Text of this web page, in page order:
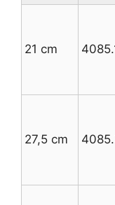
21 cm
27,5 cm